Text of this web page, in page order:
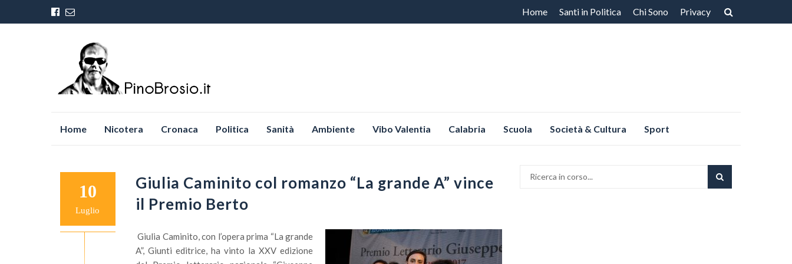
VaiHome Santi in Politica Chi Sono Privacy
Home Nicotera Cronaca Politica Sanità Ambiente Vibo Valentia Calabria Scuola Società & Cultura Sport
10
Luglio
Giulia Caminito col romanzo “La grande A” vince
il Premio Berto
Giulia Caminito, con l’opera prima “La grande
A”, Giunti editrice, ha vinto la XXV edizione